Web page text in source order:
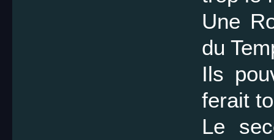
Une
du
Ils
ferait
Le